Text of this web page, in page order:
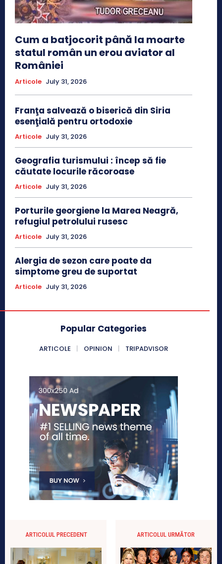
Cum a batjocorit până la moarte
statul român un erou aviator al
României
Articole July 31, 2026
Franţa salvează o biserică din Siria
esenţială pentru ortodoxie
Articole July 31, 2026
Geografia turismului : încep să fie
căutate locurile răcoroase
Articole July 31, 2026
Porturile georgiene la Marea Neagră,
refugiul petrolului rusesc
Articole July 31, 2026
Alergia de sezon care poate da
simptome greu de suportat
Articole July 31, 2026
Popular Categories
ARTICOLE OPINION TRIPADVISOR
ARTICOLUL PRECEDENT ARTICOLUL URMĂTOR